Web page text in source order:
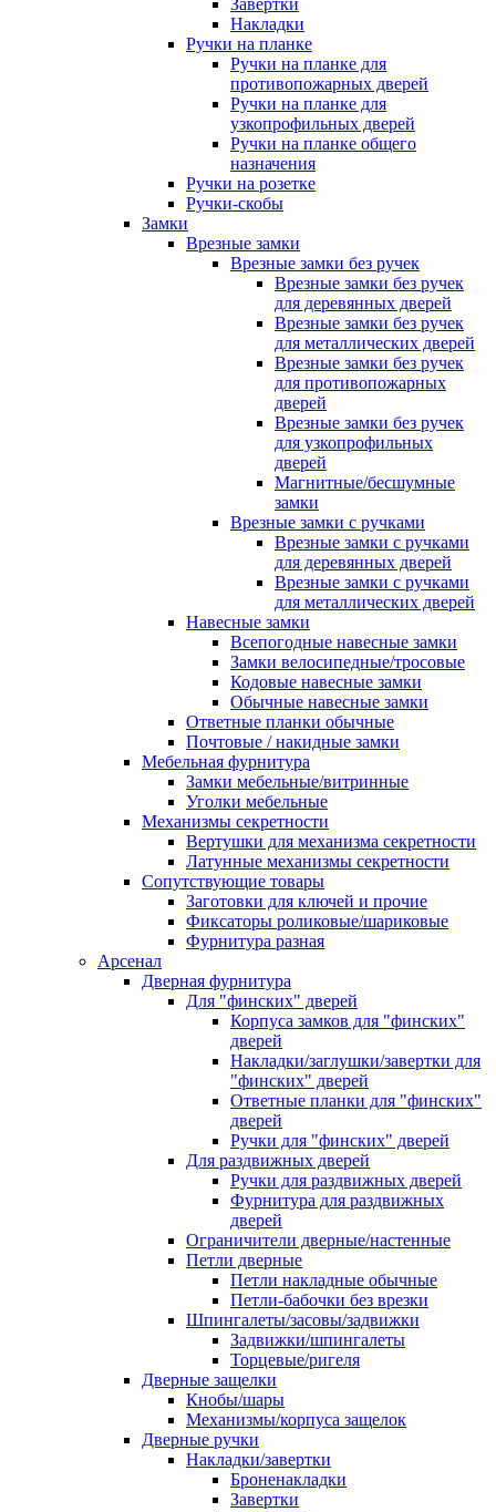
Завертки
Накладки
Ручки на планке
Ручки на планке для
противопожарных дверей
Ручки на планке для
узкопрофильных дверей
Ручки на планке общего
назначения
Ручки на розетке
Ручки-скобы
Замки
Врезные замки
Врезные замки без ручек
Врезные замки без ручек
для деревянных дверей
Врезные замки без ручек
для металлических дверей
Врезные замки без ручек
для противопожарных
дверей
Врезные замки без ручек
для узкопрофильных
дверей
Магнитные/бесшумные
замки
Врезные замки с ручками
Врезные замки с ручками
для деревянных дверей
Врезные замки с ручками
для металлических дверей
Навесные замки
Всепогодные навесные замки
Замки велосипедные/тросовые
Кодовые навесные замки
Обычные навесные замки
Ответные планки обычные
Почтовые / накидные замки
Мебельная фурнитура
Замки мебельные/витринные
Уголки мебельные
Механизмы секретности
Вертушки для механизма секретности
Латунные механизмы секретности
Сопутствующие товары
Заготовки для ключей и прочие
Фиксаторы роликовые/шариковые
Фурнитура разная
Арсенал
Дверная фурнитура
Для "финских" дверей
Корпуса замков для "финских"
дверей
Накладки/заглушки/завертки для
"финских" дверей
Ответные планки для "финских"
дверей
Ручки для "финских" дверей
Для раздвижных дверей
Ручки для раздвижных дверей
Фурнитура для раздвижных
дверей
Ограничители дверные/настенные
Петли дверные
Петли накладные обычные
Петли-бабочки без врезки
Шпингалеты/засовы/задвижки
Задвижки/шпингалеты
Торцевые/ригеля
Дверные защелки
Кнобы/шары
Механизмы/корпуса защелок
Дверные ручки
Накладки/завертки
Броненакладки
Завертки